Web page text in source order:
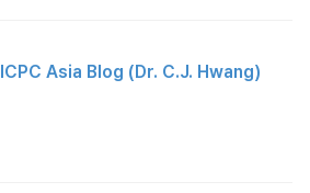
ICPC Asia Blog (Dr. C.J. Hwang)